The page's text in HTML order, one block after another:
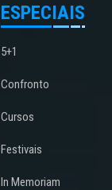
ESPECIAIS
5+1
Confronto
Cursos
Festivais
In Memoriam